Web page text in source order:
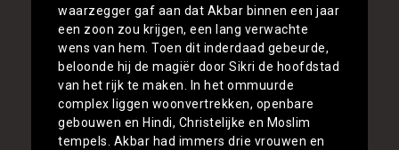
waarzegger gaf aan dat Akbar binnen een jaar
een zoon zou krijgen, een lang verwachte
wens van hem. Toen dit inderdaad gebeurde,
beloonde hij de magiër door Sikri de hoofdstad
van het rijk te maken. In het ommuurde
complex liggen woonvertrekken, openbare
gebouwen en Hindi, Christelijke en Moslim
tempels. Akbar had immers drie vrouwen en